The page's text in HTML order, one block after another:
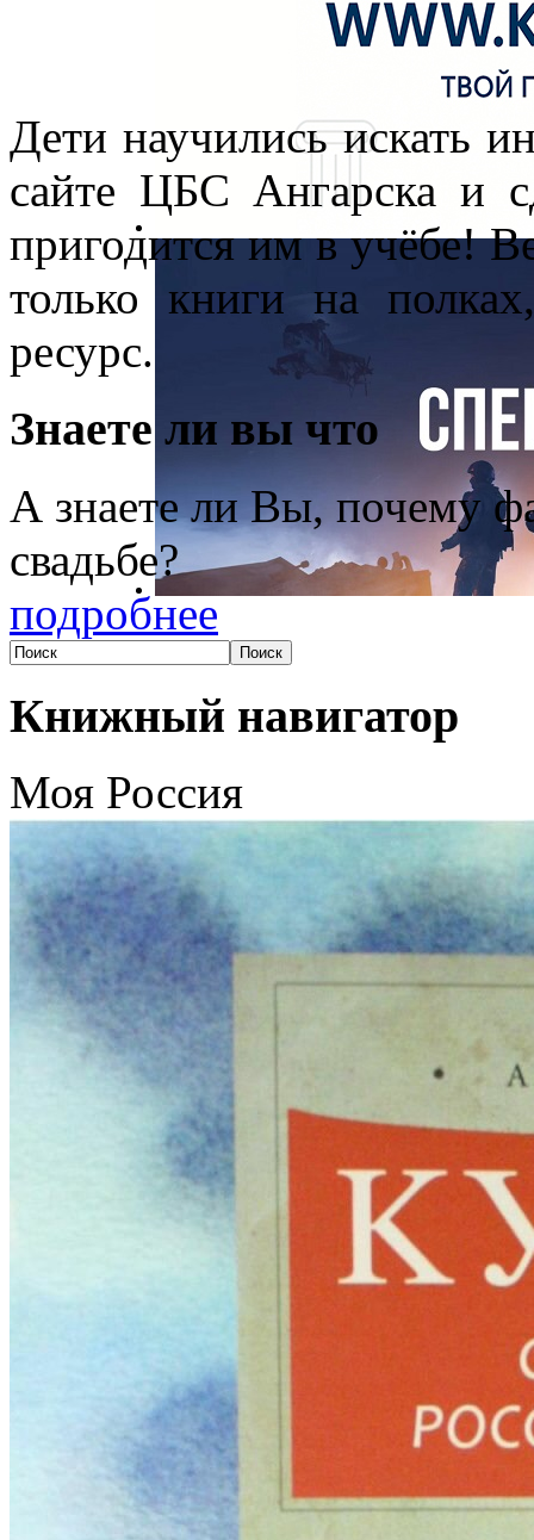
Дети научились искать
сайте ЦБС Ангарска и
пригодится им в учёбе!
только книги на
ресурс.
Знаете ли вы что
А знаете ли Вы, почему
свадьбе?
подробнее
Книжный навигатор
Моя Россия